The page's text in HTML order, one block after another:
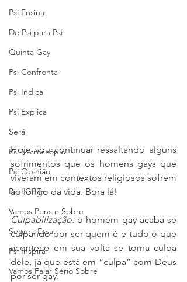
Psi Ensina
De Psi para Psi
Quinta Gay
Psi Confronta
Psi Indica
Psi Explica
Será
Psi Microscópio
Psi Opinião
Psi LGBT+
Vamos Pensar Sobre
Segura Essa
Psi Inspira
Vamos Falar Sério Sobre
Hoje vou continuar ressaltando alguns
sofrimentos que os homens gays que
viveram em contextos religiosos sofrem
ao longo da vida. Bora lá!
Culpabilização: o homem gay acaba se
culpando por ser quem é e tudo o que
acontece em sua volta se torna culpa
dele, já que está em “culpa” com Deus
por ser gay.